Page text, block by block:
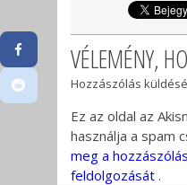
VÉLEMÉNY,
Hozzászólás
Ez az oldal az
használja a spam
meg a
feldolgozását .